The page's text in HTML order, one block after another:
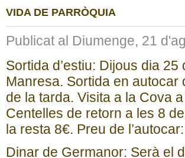
VIDA DE PARRÒQUIA
Publicat al Diumenge, 21
Sortida d’estiu: Dijous dia
Manresa. Sortida en
de la tarda. Visita a la Cova
Centelles de retorn a les 8
la resta 8€. Preu de
Dinar de Germanor: Serà el